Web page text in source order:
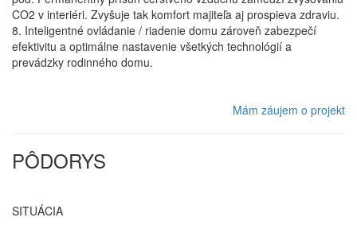
CO2 v interiéri. Zvyšuje tak komfort majiteľa aj prospieva zdraviu.
8. Inteligentné ovládanie / riadenie domu zároveň zabezpečí
efektivitu a optimálne nastavenie všetkých technológií a
prevádzky rodinného domu.
Mám záujem o projekt
PÔDORYS
SITUÁCIA